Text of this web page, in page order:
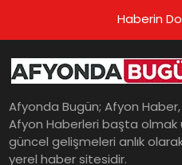
Haberin
Afyonda Bugün; Afyon
Afyon Haberleri başta olmak
güncel gelişmeleri anlık
yerel haber sitesidir.